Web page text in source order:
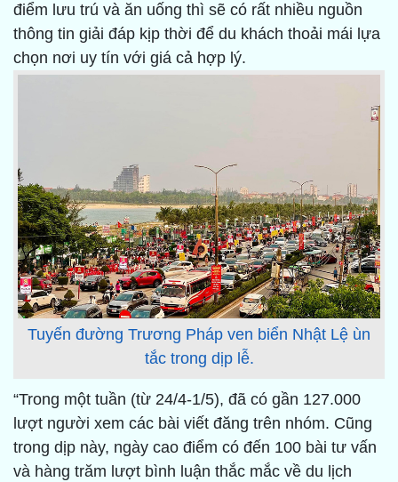
điểm lưu trú và ăn uống thì sẽ có rất nhiều nguồn
thông tin giải đáp kịp thời để du khách thoải mái lựa
chọn nơi uy tín với giá cả hợp lý.
Tuyến đường Trương Pháp ven biển Nhật Lệ ùn
tắc trong dịp lễ.
“Trong một tuần (từ 24/4-1/5), đã có gần 127.000
lượt người xem các bài viết đăng trên nhóm. Cũng
trong dịp này, ngày cao điểm có đến 100 bài tư vấn
và hàng trăm lượt bình luận thắc mắc về du lịch